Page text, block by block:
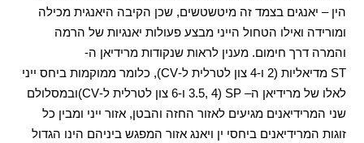
הין– יאנגים בצמד זה מיטשטשים,שכן הקיבה היאנגית מכילה
ומורידה ואילו הטחול הייני מבצע פעולות יאנגיות של הרמה
והמרה דרך חימום.מענין לראות שנקודות מרידיאן ה-
ST מדיאליות (2 ו-4 צון לטרלית ל-CV),
כלומר ממוקמות ביחס ייני
לאלו של מרידיאן ה– SP (3.5, 4 ו-6 צון לטרלית ל-CV)
ובמסלולם
שני המרידיאנים מגיעים לאזור החזה והבטן,אזור ייני ומבין כל
זוגות המרידיאנים ביחסי ין ויאנג אזור המפגש ביניהם הינו הגדול